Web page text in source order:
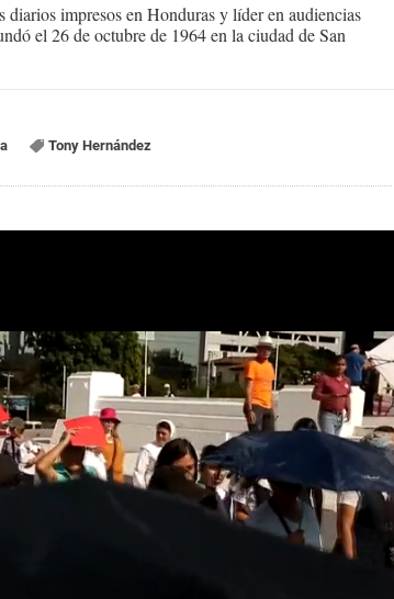
impresos en Honduras y líder en audiencias
el 26 de octubre de 1964 en la ciudad de San
Tony Hernández